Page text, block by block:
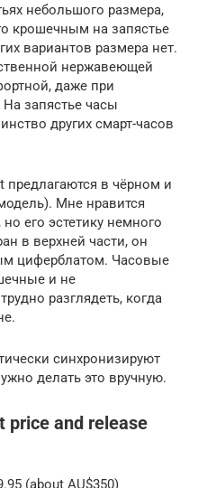
небольшого размера,
крошечным на запястье
вариантов размера нет.
нержавеющей
даже при
запястье часы
других смарт-часов
предлагаются в чёрном и
Мне нравится
его эстетику немного
в верхней части, он
циферблатом. Часовые
и не
разглядеть, когда
синхронизируют
делать это вручную.
price and release
(about AU$350)